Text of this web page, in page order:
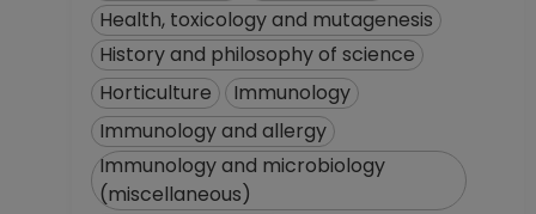
Health, toxicology and mutagenesis
History and philosophy of science
Horticulture
Immunology
Immunology and allergy
Immunology and microbiology
(miscellaneous)